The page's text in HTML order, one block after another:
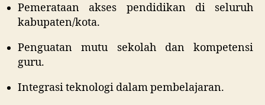
Pemerataan akses pendidikan di seluruh
kabupaten/kota.
Penguatan mutu sekolah dan kompetensi
guru.
Integrasi teknologi dalam pembelajaran.